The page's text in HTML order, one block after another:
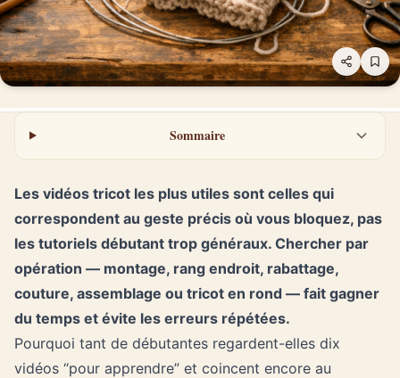
Sommaire
Les vidéos tricot les plus utiles sont celles qui
correspondent au geste précis où vous bloquez, pas
les tutoriels débutant trop généraux. Chercher par
opération — montage, rang endroit, rabattage,
couture, assemblage ou tricot en rond — fait gagner
du temps et évite les erreurs répétées.
Pourquoi tant de débutantes regardent-elles dix
vidéos “pour apprendre” et coincent encore au